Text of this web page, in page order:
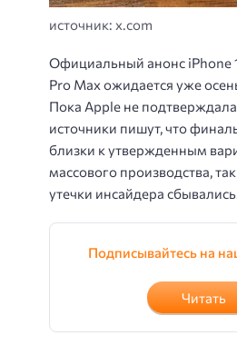
источник: x.com
Официальный анонс iPhone
Pro Max ожидается уже
Пока Apple не
источники пишут, что
близки к утвержденным
массового производства,
утечки инсайдера
Подписывайтесь на
Читать